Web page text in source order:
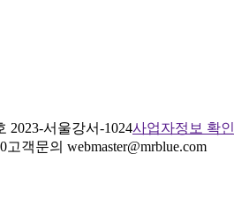
2023-서울강서-1024사업자정보 확인
고객문의 webmaster@mrblue.com